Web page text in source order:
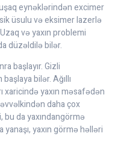
eynəklərindən excimer
üsulu və eksimer lazerlə
və yaxın problemi
düzəldilə bilər.
başlayır. Gizli
bilər. Ağıllı
yaxın məsafədən
daha çox
bu da yaxındangörmə
yaxın görmə həlləri